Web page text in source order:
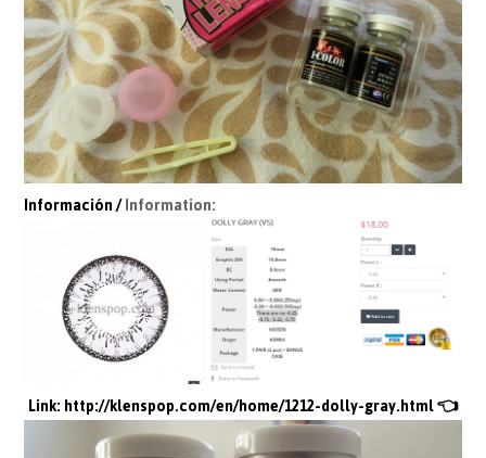
Información /Information:
Link:http://klenspop.com/en/home/1212-dolly-gray.html👈